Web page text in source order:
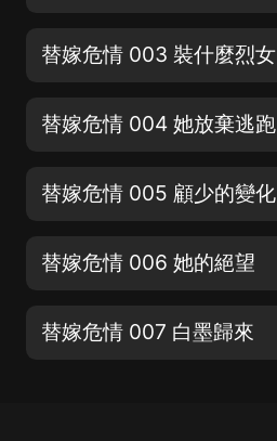
替嫁危情 003 裝什麼烈女
替嫁危情 004 她放棄逃跑
替嫁危情 005 顧少的變化
替嫁危情 006 她的絕望
替嫁危情 007 白墨歸來